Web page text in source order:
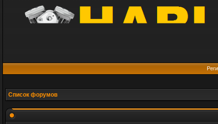
Список форумов